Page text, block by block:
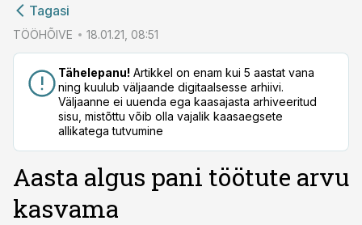
Tagasi
TÖÖHÕIVE 18.01.21, 08:51
Tähelepanu! Artikkel on enam kui 5 aastat vana
ning kuulub väljaande digitaalsesse arhiivi.
Väljaanne ei uuenda ega kaasajasta arhiveeritud
sisu, mistõttu võib olla vajalik kaasaegsete
allikatega tutvumine
Aasta algus pani töötute arvu
kasvama